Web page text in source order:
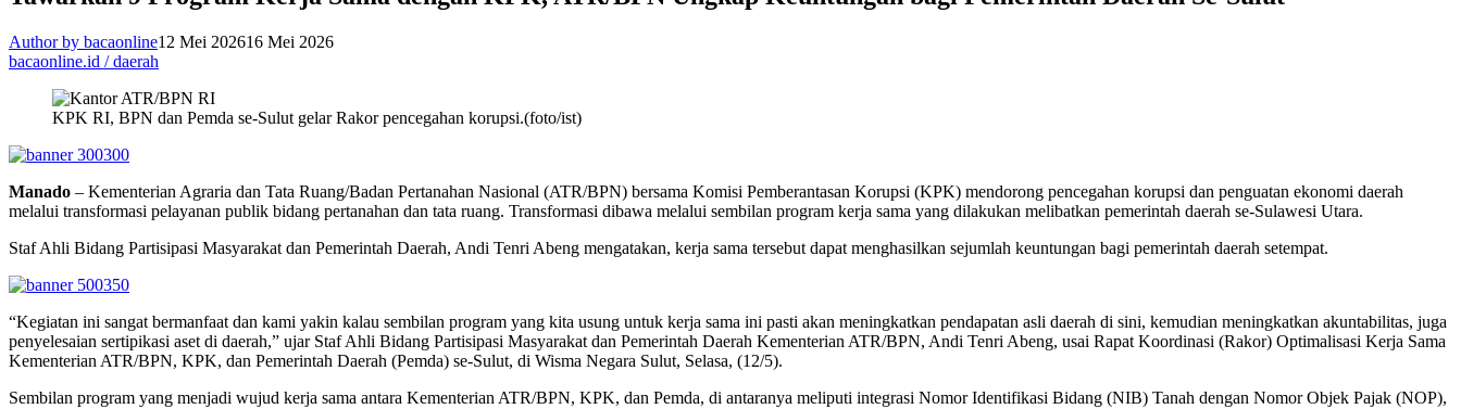
Author by bacaonline12 Mei 202616 Mei 2026
bacaonline.id / daerah
KPK RI, BPN dan Pemda se-Sulut gelar Rakor pencegahan korupsi.(foto/ist)
Manado – Kementerian Agraria dan Tata Ruang/Badan Pertanahan Nasional (ATR/BPN) bersama Komisi Pemberantasan Korupsi (KPK) mendorong pencegahan korupsi dan penguatan ekonomi daerah
melalui transformasi pelayanan publik bidang pertanahan dan tata ruang. Transformasi dibawa melalui sembilan program kerja sama yang dilakukan melibatkan pemerintah daerah se-Sulawesi Utara.
Staf Ahli Bidang Partisipasi Masyarakat dan Pemerintah Daerah, Andi Tenri Abeng mengatakan, kerja sama tersebut dapat menghasilkan sejumlah keuntungan bagi pemerintah daerah setempat.
“Kegiatan ini sangat bermanfaat dan kami yakin kalau sembilan program yang kita usung untuk kerja sama ini pasti akan meningkatkan pendapatan asli daerah di sini, kemudian meningkatkan akuntabilitas, juga
penyelesaian sertipikasi aset di daerah,” ujar Staf Ahli Bidang Partisipasi Masyarakat dan Pemerintah Daerah Kementerian ATR/BPN, Andi Tenri Abeng, usai Rapat Koordinasi (Rakor) Optimalisasi Kerja Sama
Kementerian ATR/BPN, KPK, dan Pemerintah Daerah (Pemda) se-Sulut, di Wisma Negara Sulut, Selasa, (12/5).
Sembilan program yang menjadi wujud kerja sama antara Kementerian ATR/BPN, KPK, dan Pemda, di antaranya meliputi integrasi Nomor Identifikasi Bidang (NIB) Tanah dengan Nomor Objek Pajak (NOP),